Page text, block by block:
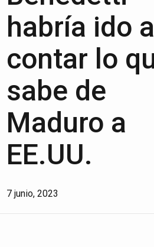
habría ido a
contar lo
sabe de
Maduro a
EE.UU.
7 junio, 2023